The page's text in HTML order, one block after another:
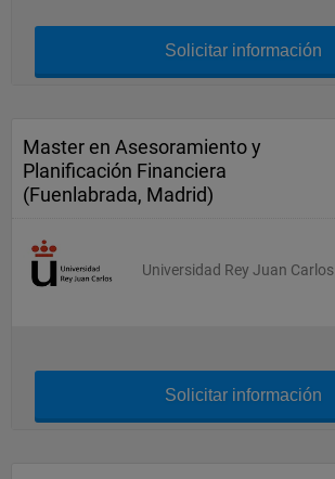
Solicitar información
Master en Asesoramiento y
Planificación Financiera
(Fuenlabrada, Madrid)
Universidad Rey Juan Carlos
Solicitar información